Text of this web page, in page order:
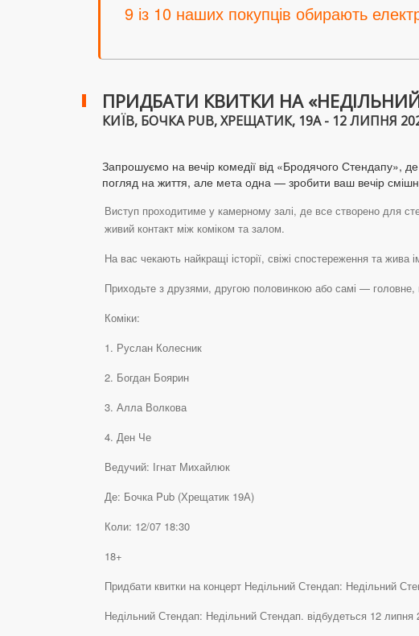
9 із 10 наших покупців обирають
ПРИДБАТИ КВИТКИ НА
КИЇВ, БОЧКА PUB, ХРЕЩАТИК, 19А - 12 ЛИПНЯ
Запрошуємо на вечір комедії від «Бродячого Стендапу»,
погляд на життя, але мета одна — зробити ваш вечір
Виступ проходитиме у камерному залі, де все створено для
живий контакт між коміком та залом.
На вас чекають найкращі історії, свіжі спостереження та жива
Приходьте з друзями, другою половинкою або самі — головне,
Коміки:
1. Руслан Колесник
2. Богдан Боярин
3. Алла Волкова
4. Ден Че
Ведучий: Ігнат Михайлюк
Де: Бочка Pub (Хрещатик 19А)
Коли: 12/07 18:30
18+
Придбати квитки на концерт Недільний Стендап: Недільний
Недільний Стендап: Недільний Стендап. відбудеться 12